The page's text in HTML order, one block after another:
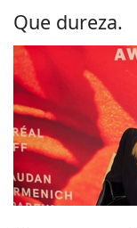
Que dureza.